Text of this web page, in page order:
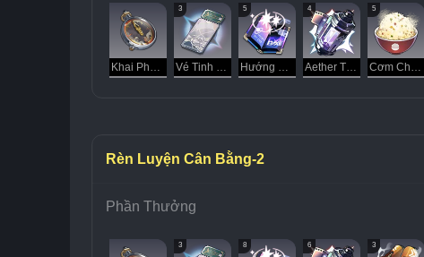
Khai Phá Thì Tiếp Diễn
3
Vé Tinh Cầu
5
Hướng Dẫn Dạo Chơi
4
Aether Tinh Luyện
5
Cơm Chiên Đại Vũ Trụ
Rèn Luyện Cân Bằng-2
Phần Thưởng
3 8 6 3